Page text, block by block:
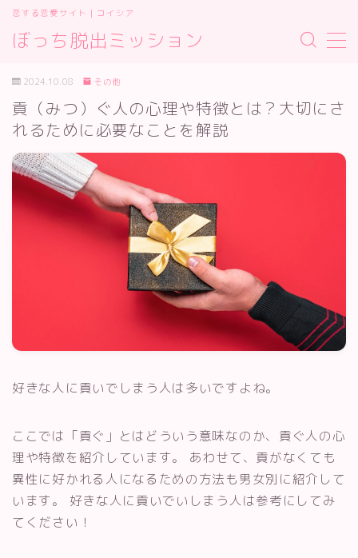
ぼっち脱出ミッション
恋する恋愛サイト｜コイシア
お問い合わせ
サイトマップ
デモプリセット記事 #2
プライバシーポリシー
プライバシーポリシー
利用規約／特定商取引法に基づく表記
有料記事の決済完了ページ
運営者情報
運営者情報
2024.10.08 その他
貢（みつ）ぐ人の心理や特徴とは？大切にさ
れるために必要なことを解説
好きな人に貢いでしまう人は多いですよね。
ここでは「貢ぐ」とはどういう意味なのか、貢ぐ人の心
理や特徴を紹介しています。 あわせて、貢がなくても
異性に好かれる人になるための方法も男女別に紹介して
います。 好きな人に貢いでいしまう人は参考にしてみ
てください！